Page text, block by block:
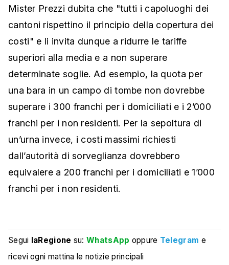
Mister Prezzi dubita che "tutti i capoluoghi dei
cantoni rispettino il principio della copertura dei
costi" e li invita dunque a ridurre le tariffe
superiori alla media e a non superare
determinate soglie. Ad esempio, la quota per
una bara in un campo di tombe non dovrebbe
superare i 300 franchi per i domiciliati e i 2’000
franchi per i non residenti. Per la sepoltura di
un’urna invece, i costi massimi richiesti
dall’autorità di sorveglianza dovrebbero
equivalere a 200 franchi per i domiciliati e 1’000
franchi per i non residenti.
Segui laRegione su:WhatsApp oppure Telegram e
ricevi ogni mattina le notizie principali